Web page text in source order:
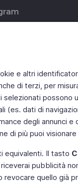
e altri
di terzi, per
dati di
degli annunci
di più puoi visionare
equivalenti. Il tasto
pubblicità
quello già